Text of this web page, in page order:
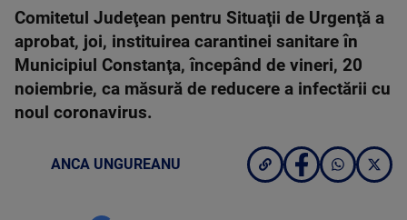
Comitetul Judeţean pentru Situaţii de Urgenţă a
aprobat, joi, instituirea carantinei sanitare în
Municipiul Constanţa, începând de vineri, 20
noiembrie, ca măsură de reducere a infectării cu
noul coronavirus.
ANCA UNGUREANU